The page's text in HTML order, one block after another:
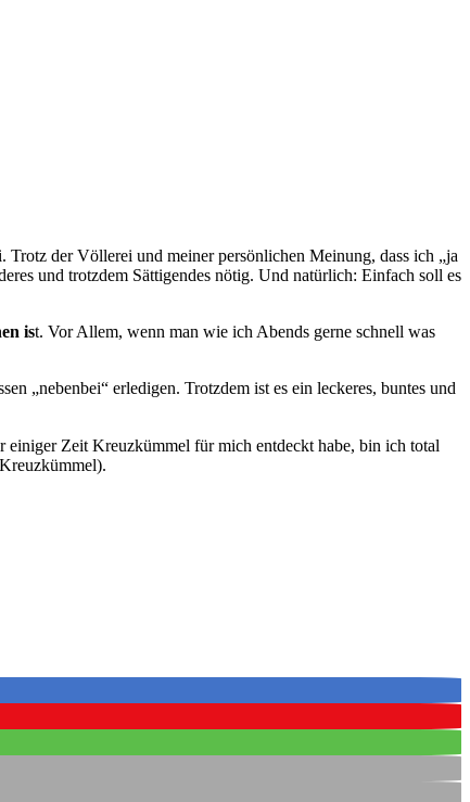
der Völlerei und meiner persönlichen Meinung, dass ich „ja
und trotzdem Sättigendes nötig. Und natürlich: Einfach soll es
ist. Vor Allem, wenn man wie ich Abends gerne schnell was
„nebenbei“ erledigen. Trotzdem ist es ein leckeres, buntes und
einiger Zeit Kreuzkümmel für mich entdeckt habe, bin ich total